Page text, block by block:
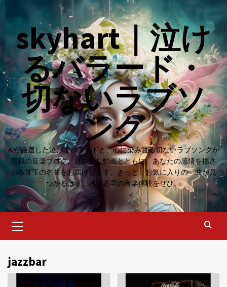
contentskyhart｜泣け
るバラード・
切ないラブソ
ング
AIが厳選した泣けるバラードと、心に染み渡る切ないラブソングが
満載の音楽ブログ。感動的な動画とともに、あなたの感情を揺さ
ぶる珠玉の名曲をお届けします。きっと、お気に入りの一曲が見
つかるはず。感涙必至の音楽体験をぜひ。
Menu
jazzbar